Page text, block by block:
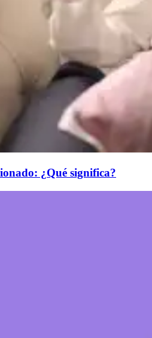
¿Qué significa?